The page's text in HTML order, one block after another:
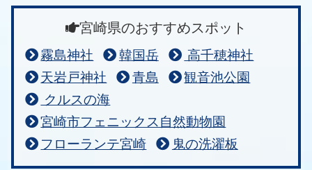
宮崎県のおすすめスポット
霧島神社 韓国岳
高千穂神社
天岩戸神社
青島
観音池公園
クルスの海
宮崎市フェニックス自然動物園
フローランテ宮崎
鬼の洗濯板